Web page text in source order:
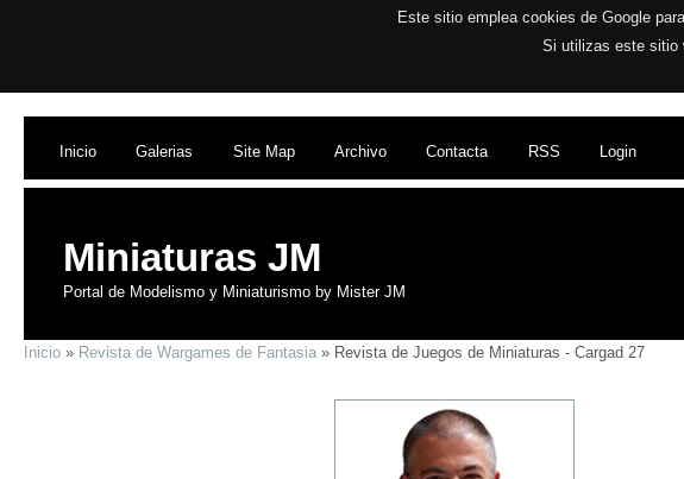
Este sitio emplea cookies de Google
Si utilizas este sitio
Inicio Galerias Site Map Archivo Contacta RSS Login
Miniaturas JM
Portal de Modelismo y Miniaturismo by Mister JM
Inicio » Revista de Wargames de Fantasia » Revista de Juegos de Miniaturas - Cargad 27